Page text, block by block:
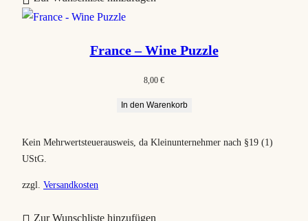
France – Wine Puzzle
8,00 €
In den Warenkorb
Kein Mehrwertsteuerausweis, da Kleinunternehmer nach §19 (1)
UStG.
zzgl. Versandkosten
Zur Wunschliste hinzufügen